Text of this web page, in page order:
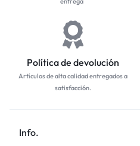
Política de devolución
Artículos de alta calidad entregados a
satisfacción.
Info.